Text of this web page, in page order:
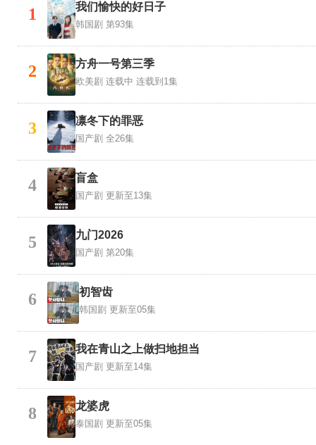
1 我们愉快的好日子
韩国剧 第93集
2 方舟一号第三季
欧美剧 连载中 连载到1集
3 凛冬下的罪恶
国产剧 全26集
4 盲盒
国产剧 更新至13集
5 九门2026
国产剧 第20集
6 初智齿
韩国剧 更新至05集
7 我在青山之上做扫地担当
国产剧 更新至14集
8 龙婆虎
泰国剧 更新至05集